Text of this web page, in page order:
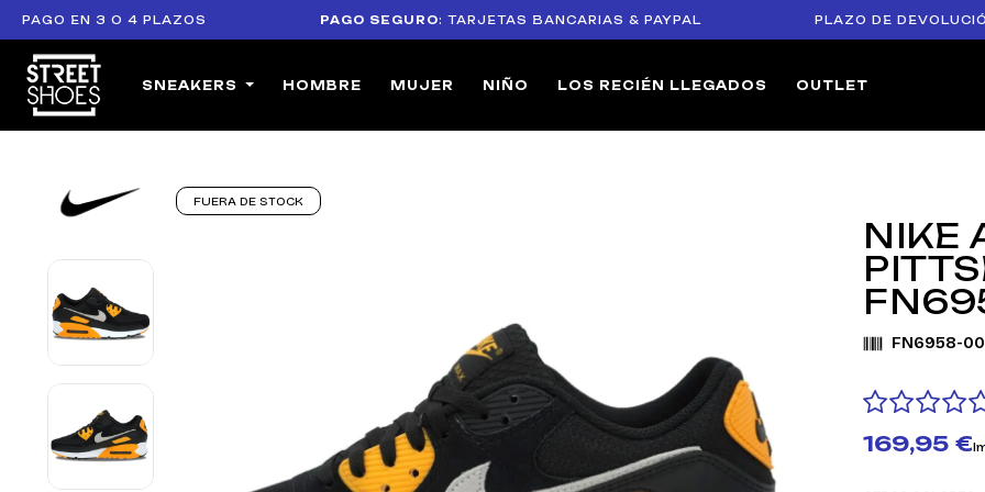
EN 3 O 4 PLAZOS PAGO SEGURO: TARJETAS BANCARIAS & PAYPAL PLAZO DE DEVOLUCIÓN DE
SNEAKERS HOMBRE MUJER NIÑO LOS RECIÉN LLEGADOS OUTLET
FUERA DE STOCK
NIKE
FN6958-
169,95 €